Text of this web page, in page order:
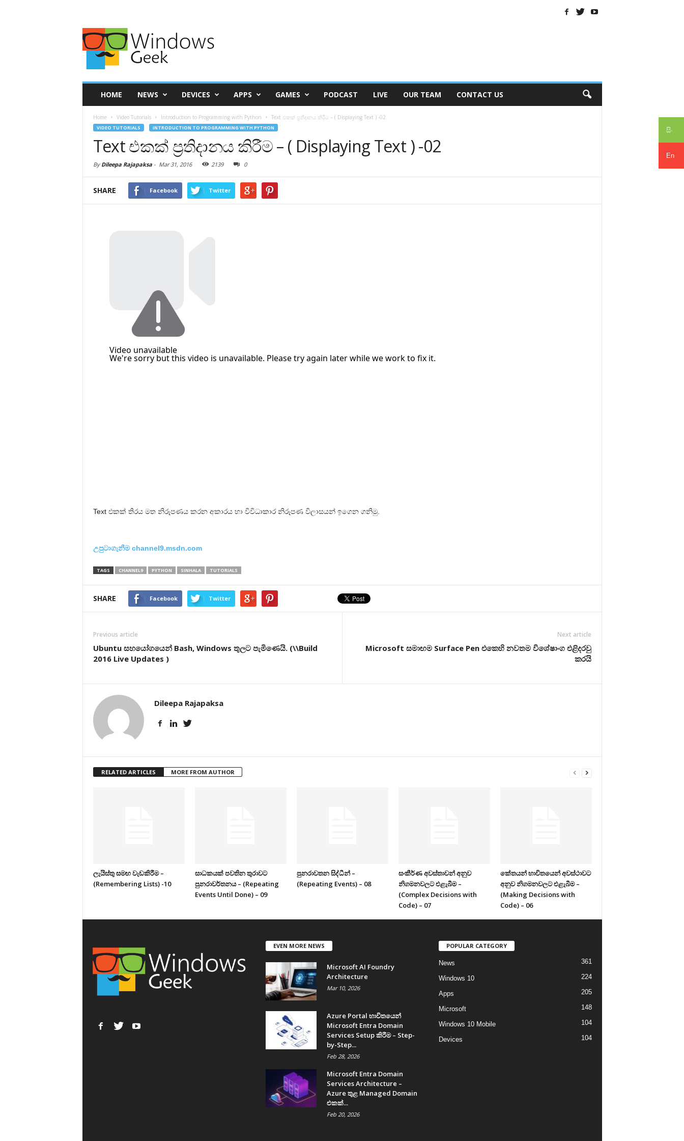
සිං
En
HOME NEWS DEVICES APPS GAMES PODCAST LIVE OUR TEAM CONTACT US
Home Video Tutorials Introduction to Programming with Python Text එකක් ප්‍රතිදානය කිරීම – ( Displaying Text ) -02
VIDEO TUTORIALS INTRODUCTION TO PROGRAMMING WITH PYTHON
Text එකක් ප්‍රතිදානය කිරීම – ( Displaying Text ) -02
By Dileepa Rajapaksa- Mar 31, 2016 2139 0
SHARE Facebook Twitter
Text එකක් තිරය මත නිරූපණය කරන අකාරය හා විවිධාකාර නිරූපණ විලාසයන් ඉගෙන ගනිමු.
උපුටාගැනීම channel9.msdn.com
TAGS CHANNEL9 PYTHON SINHALA TUTORIALS
SHARE Facebook Twitter
Previous article
Ubuntu සහයෝගයෙන් Bash, Windows තුලට පැමිණෙයි. (\\Build
2016 Live Updates )
Next article
Microsoft සමාඟම Surface Pen එකෙහි නවතම විශේෂාංග එළිදරවු
කරයි
Dileepa Rajapaksa
RELATED ARTICLES MORE FROM AUTHOR
ලැයිස්තු සමඟ වැඩකිරීම –
(Remembering Lists) -10
සාධකයක් පවතින තුරාවට
පුනරාවර්තනය – (Repeating
Events Until Done) – 09
පුනරාවතන සිද්ධීන් –
(Repeating Events) – 08
සංකීර්ණ අවස්තාවන් අනුව
නිගමනවලට එළැබීම –
(Complex Decisions with
Code) – 07
කේතයන් භාවිතයෙන් අවස්ථාවට
අනුව නිගමනවලට එළැබීම –
(Making Decisions with
Code) – 06
EVEN MORE NEWS
Microsoft AI Foundry
Architecture
Mar 10, 2026
Azure Portal භාවිතයෙන්
Microsoft Entra Domain
Services Setup කිරීම – Step-
by-Step...
Feb 28, 2026
Microsoft Entra Domain
Services Architecture –
Azure තුළ Managed Domain
එකක්...
Feb 20, 2026
POPULAR CATEGORY
News 361
Windows 10 224
Apps 205
Microsoft 148
Windows 10 Mobile 104
Devices 104